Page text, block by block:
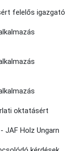
felelős igazgató
oktatásért
JAF Holz Ungarn